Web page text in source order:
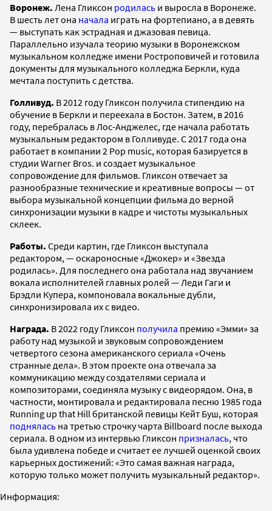
Воронеж. Лена Гликсон родилась и выросла в Воронеже.
В шесть лет она начала играть на фортепиано, а в девять
— выступать как эстрадная и джазовая певица.
Параллельно изучала теорию музыки в Воронежском
музыкальном колледже имени Ростроповичей и готовила
документы для музыкального колледжа Беркли, куда
мечтала поступить с детства.
Голливуд. В 2012 году Гликсон получила стипендию на
обучение в Беркли и переехала в Бостон. Затем, в 2016
году, перебралась в Лос-Анджелес, где начала работать
музыкальным редактором в Голливуде. С 2017 года она
работает в компании 2 Pop music, которая базируется в
студии Warner Bros. и создает музыкальное
сопровождение для фильмов. Гликсон отвечает за
разнообразные технические и креативные вопросы — от
выбора музыкальной концепции фильма до верной
синхронизации музыки в кадре и чистоты музыкальных
склеек.
Работы. Среди картин, где Гликсон выступала
редактором, — оскароносные «Джокер» и «Звезда
родилась». Для последнего она работала над звучанием
вокала исполнителей главных ролей — Леди Гаги и
Брэдли Купера, компоновала вокальные дубли,
синхронизировала их с видео.
Награда. В 2022 году Гликсон получила премию «Эмми» за
работу над музыкой и звуковым сопровождением
четвертого сезона американского сериала «Очень
странные дела». В этом проекте она отвечала за
коммуникацию между создателями сериала и
композиторами, соединяла музыку с видеорядом. Она, в
частности, монтировала и редактировала песню 1985 года
Running up that Hill британской певицы Кейт Буш, которая
поднялась на третью строчку чарта Billboard после выхода
сериала. В одном из интервью Гликсон призналась, что
была удивлена победе и считает ее лучшей оценкой своих
карьерных достижений: «Это самая важная награда,
которую только может получить музыкальный редактор».
Информация: